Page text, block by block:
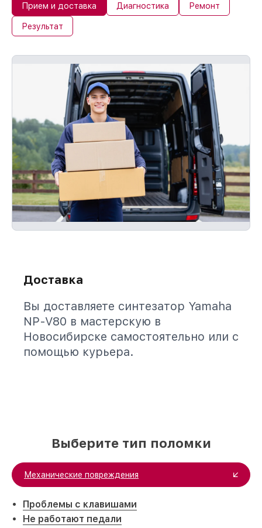
Прием и доставка Диагностика Ремонт
Результат
Доставка
Вы доставляете синтезатор Yamaha
NP-V80 в мастерскую в
Новосибирске самостоятельно или с
помощью курьера.
Выберите тип поломки
Механические повреждения
Проблемы с клавишами
Не работают педали